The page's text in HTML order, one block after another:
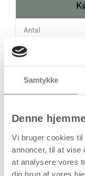
Samtykke
Denne
Vi bruger cookies
annoncer, til at vise
at analysere vores
din brug af vores
Antal
10 stk